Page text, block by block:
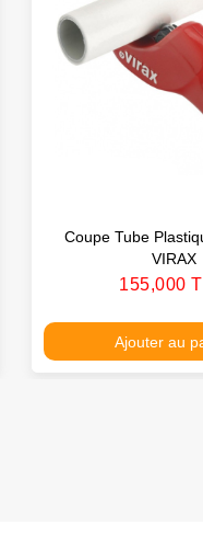
Coupe Tube
VIRAX
Prix
155,000
Ajouter au